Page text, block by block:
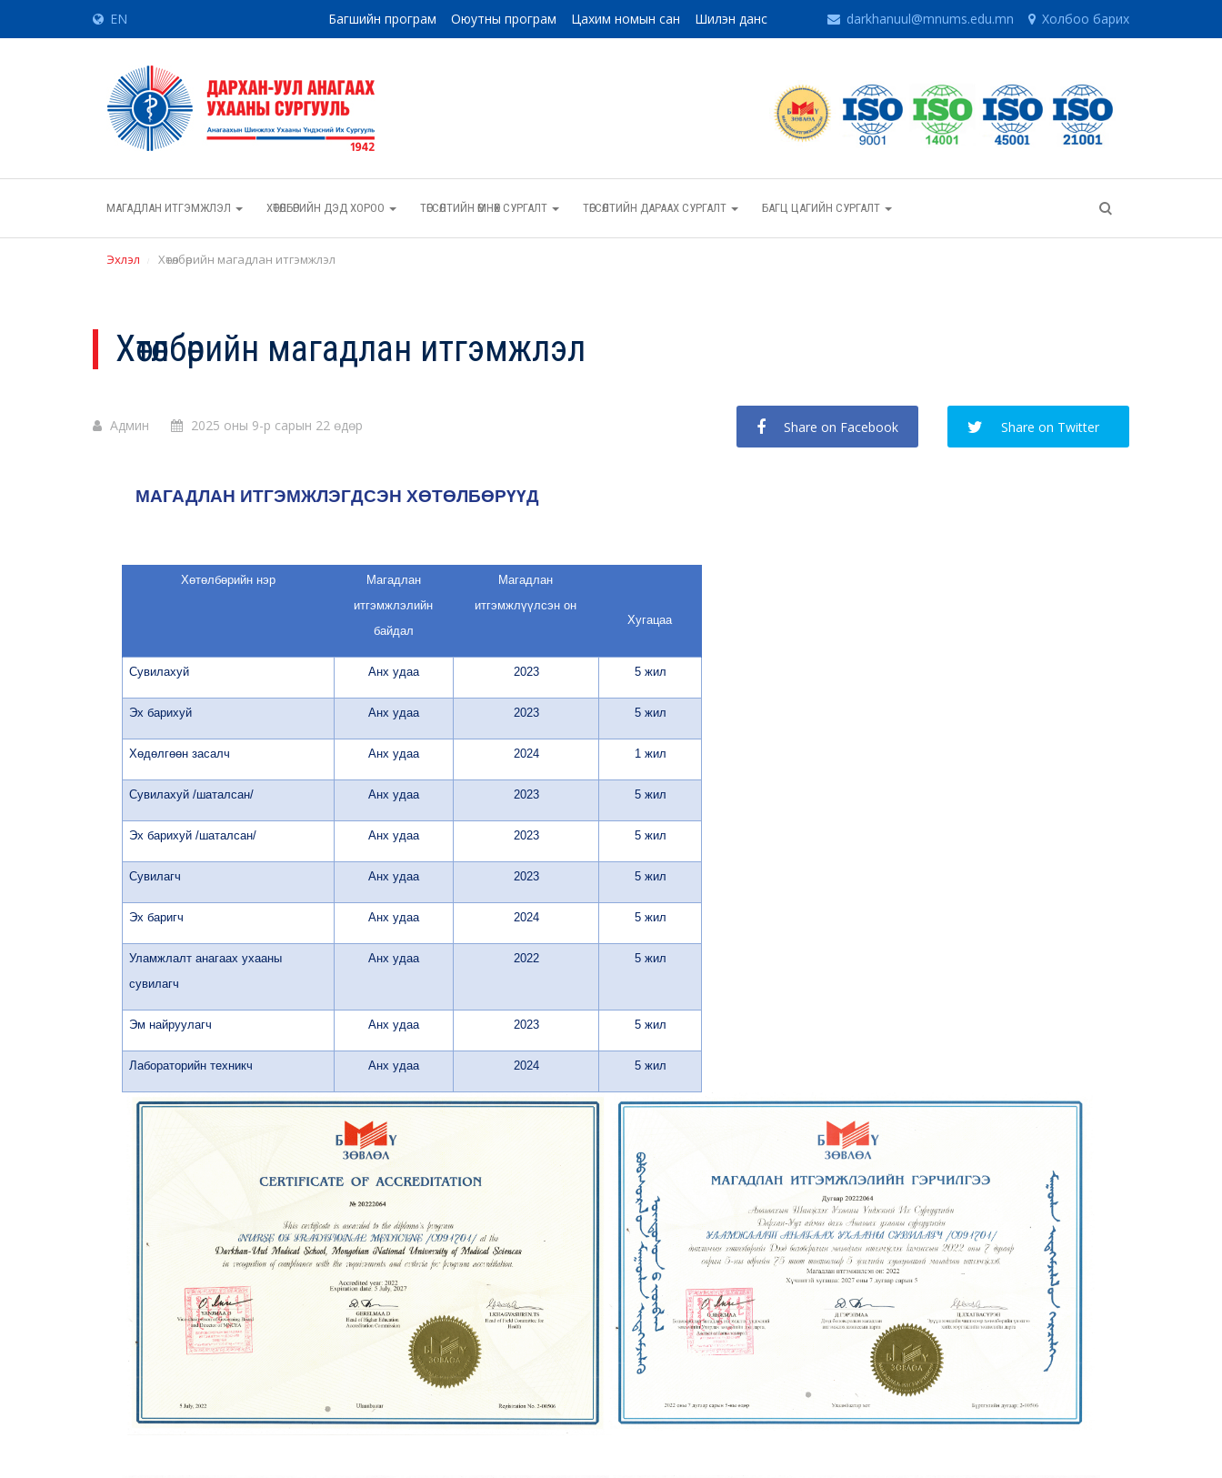
EN Багшийн програм Оюутны програм Цахим номын сан Шилэн данс darkhanuul@mnums.edu.mn Холбоо барих
МАГАДЛАН ИТГЭМЖЛЭЛ ХӨТӨЛБӨРИЙН ДЭД ХОРОО ТӨГСӨЛТИЙН ӨМНӨХ СУРГАЛТ ТӨГСӨЛТИЙН ДАРААХ СУРГАЛТ БАГЦ ЦАГИЙН СУРГАЛТ
Эхлэл Хөтөлбөрийн магадлан итгэмжлэл
Хөтөлбөрийн магадлан итгэмжлэл
Админ 2025 оны 9-р сарын 22 өдөр Share on Facebook Share on Twitter
МАГАДЛАН ИТГЭМЖЛЭГДСЭН ХӨТӨЛБӨРҮҮД
Хөтөлбөрийн нэр
Магадлан
итгэмжлэлийн
байдал
Магадлан
итгэмжлүүлсэн он
Хугацаа
Сувилахуй Анх удаа 2023 5 жил
Эх барихуй Анх удаа 2023 5 жил
Хөдөлгөөн засалч Анх удаа 2024 1 жил
Сувилахуй /шаталсан/ Анх удаа 2023 5 жил
Эх барихуй /шаталсан/ Анх удаа 2023 5 жил
Сувилагч Анх удаа 2023 5 жил
Эх баригч Анх удаа 2024 5 жил
Уламжлалт анагаах ухааны
сувилагч
Анх удаа 2022 5 жил
Эм найруулагч Анх удаа 2023 5 жил
Лабораторийн техникч Анх удаа 2024 5 жил